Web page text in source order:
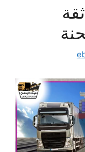
ثقة